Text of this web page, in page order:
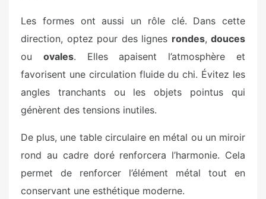
Les formes ont aussi un rôle clé. Dans cette
direction, optez pour des lignes rondes, douces
ou ovales. Elles apaisent l’atmosphère et
favorisent une circulation fluide du chi. Évitez les
angles tranchants ou les objets pointus qui
génèrent des tensions inutiles.
De plus, une table circulaire en métal ou un miroir
rond au cadre doré renforcera l’harmonie. Cela
permet de renforcer l’élément métal tout en
conservant une esthétique moderne.